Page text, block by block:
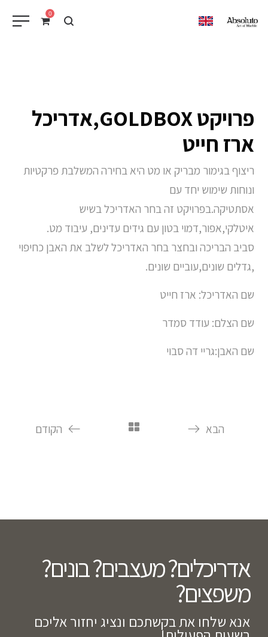
0
EN
פרויקט GOLDBOX,אדריכל
ארז חייט
ריצוף בגימור מבריק או מט היא בחירה המשלבת פרקטיות
ונוחות שימוש יחד עם
אסתטיקה.בפרויקט זה בחר האדריכל בשיש
איטלקי,אפור,דמוי בטון עם גידים עדינים, עיבוד מט.
סביב הבריכה ובחצר בחר האדריכל לשלב את האבן כחיפוי
,גדלים שונים,עוביים שונים.
שם האדריכל: ארז חייט
שם הצלם: עודד סמדר
שם האבן:גריי דה סבוי
הקודם הבא
אדריכלים? מעצבים? בונים?
משפצים?​
אנא שלחו את בקשתכם ונציג יחזור אליכם